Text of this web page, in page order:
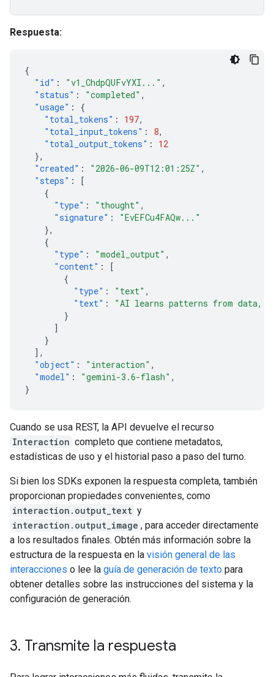
Respuesta:
{
"id" : "v1_ChdpQUFvYXI..." ,
"status" : "completed" ,
"usage" :
{
"total_tokens" : 197,
"total_input_tokens" : 8,
"total_output_tokens" :
12
},
"created" : "2026-06-09T12:01:25Z" ,
"steps" :
[
{
"type" : "thought" ,
"signature" :
"EvEFCu4FAQw..."
},
{
"type" : "model_output" ,
"content" :
[
{
"type" : "text" ,
"text" :
"AI learns patterns from data,
}
]
}
],
"object" : "interaction" ,
"model" : "gemini-3.6-flash" ,
}
Cuando se usa REST, la API devuelve el recurso
Interaction completo que contiene metadatos,
estadísticas de uso y el historial paso a paso del turno.
Si bien los SDKs exponen la respuesta completa, también
proporcionan propiedades convenientes, como
interaction.output_text y
interaction.output_image , para acceder directamente
a los resultados finales. Obtén más información sobre la
estructura de la respuesta en la visión general de las
interacciones o lee la guía de generación de texto para
obtener detalles sobre las instrucciones del sistema y la
configuración de generación.
3. Transmite la respuesta